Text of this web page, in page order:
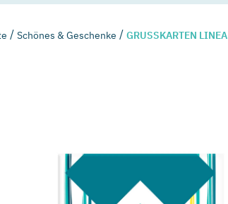
Schönes & Geschenke GRUSSKARTEN LINEA